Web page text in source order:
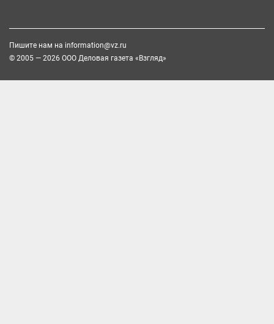
Пишите нам на information@vz.ru
© 2005 — 2026 ООО Деловая газета «Взгляд»